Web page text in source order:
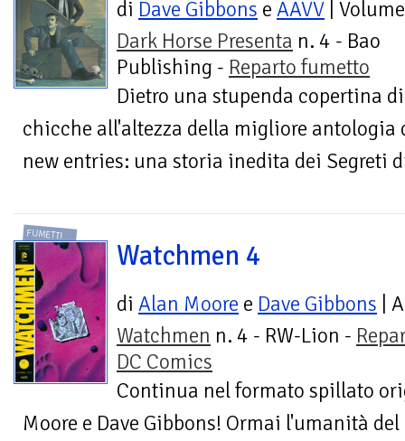
di Dave Gibbons e AAVV | Volume
Dark Horse Presenta n. 4 - Bao
Publishing - Reparto fumetto
Dietro una stupenda copertina
chicche all'altezza della migliore antologia
new entries: una storia inedita dei Segreti
FUMETTI
Watchmen 4
di Alan Moore e Dave Gibbons |
Watchmen n. 4 - RW-Lion -
DC Comics
Continua nel formato spillato
Moore e Dave Gibbons! Ormai l'umanità